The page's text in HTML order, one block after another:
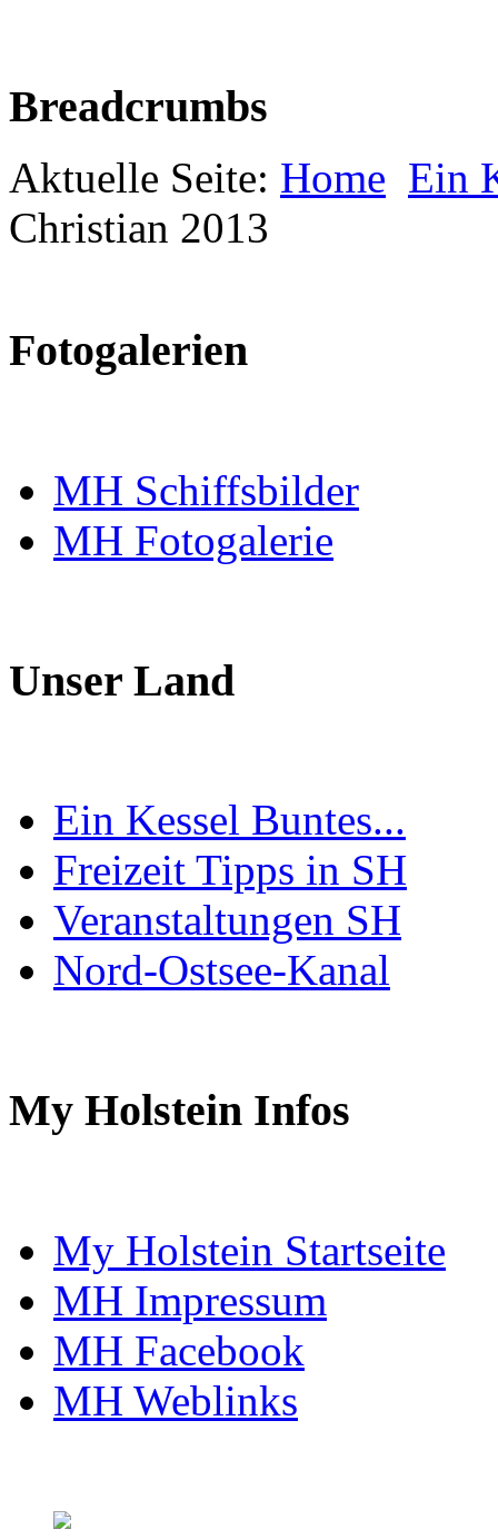
Breadcrumbs
Aktuelle Seite: Home Ein
Christian 2013
Fotogalerien
MH Schiffsbilder
MH Fotogalerie
Unser Land
Ein Kessel Buntes...
Freizeit Tipps in SH
Veranstaltungen SH
Nord-Ostsee-Kanal
My Holstein Infos
My Holstein Startseite
MH Impressum
MH Facebook
MH Weblinks